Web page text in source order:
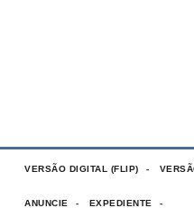
VERSÃO DIGITAL (FLIP)
ANUNCIE EXPEDIENTE